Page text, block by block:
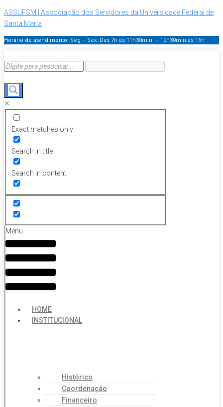
ASSUFSM | Associação dos Servidores da Universidade Federal de
Santa Maria
Horário de atendimento: Seg – Sex: Das 7h às 11h30min – 12h30min às 16h
Exact matches only
Search in title
Search in content
Menu
HOME
INSTITUCIONAL
Histórico
Coordenação
Financeiro